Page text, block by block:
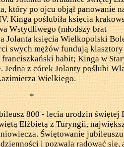
który po ojcu objął panowanie
Kinga poślubiła księcia
Wstydliwego (młodszy brat
Jolanta księcia Wielkopolski
swych mężów fundują klasztory
habit; Kinga w
Jedna z córek Jolanty poślubi
Wielkiego.
*
800 -lecia urodzin świętej
Elżbietą z Turyngii,
Świętowanie
i pozwala radować się,